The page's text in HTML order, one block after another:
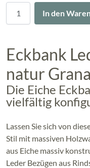
In den
Eckbank
natur
Die Eiche
vielfältig
Lassen Sie sich von
Stil mit massiven
aus Eiche massiv
Leder Bezügen aus